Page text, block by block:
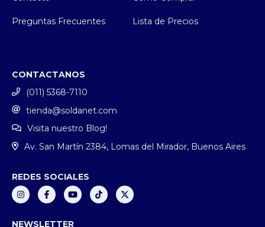
Preguntas Frecuentes Lista de Precios
CONTACTANOS
(011) 5368-7110
tienda@soldanet.com
Visita nuestro Blog!
Av. San Martín 2384, Lomas del Mirador, Buenos Aires
REDES SOCIALES
NEWSLETTER